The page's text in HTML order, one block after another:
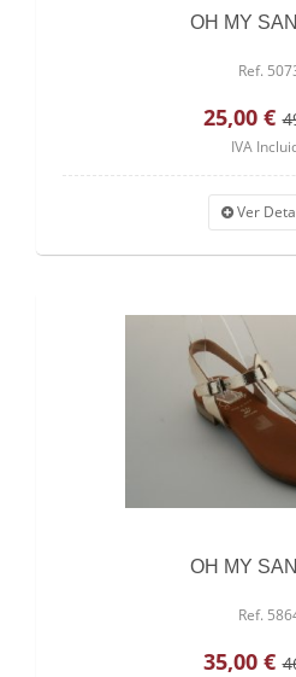
OH MY
Ref.
25,00 €
IVA
Ver
OH MY
Ref.
35,00 €